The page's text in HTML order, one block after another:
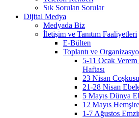
Sık Sorulan Sorular
Dijital Medya
Medyada Biz
İletişim ve Tanıtım Faaliyetleri
E-Bülten
Toplantı ve
5-11 Ocak
Haftası
23 Nisan Coşkusu
21-28 Nisan
5 Mayıs Dünya
12 Mayıs
1-7 Ağustos